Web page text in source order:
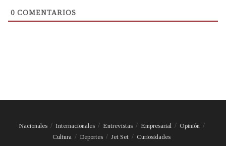
0 COMENTARIOS
Nacionales Internacionales Entrevistas Empresarial
Opinión
Cultura
Deportes Jet Set Curiosidades